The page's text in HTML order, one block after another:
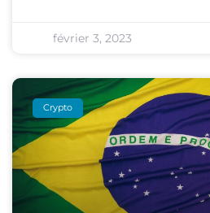
février 3, 2023
Crypto